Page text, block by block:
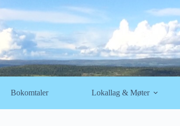
Bokomtaler Lokallag & Møter